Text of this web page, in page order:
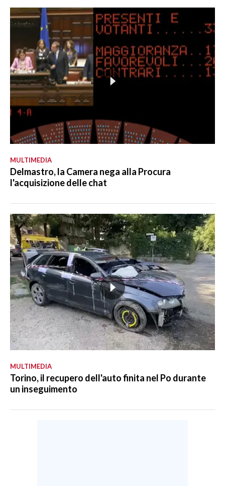
MULTIMEDIA
Delmastro, la Camera nega alla Procura
l'acquisizione delle chat
MULTIMEDIA
Torino, il recupero dell'auto finita nel Po durante
un inseguimento